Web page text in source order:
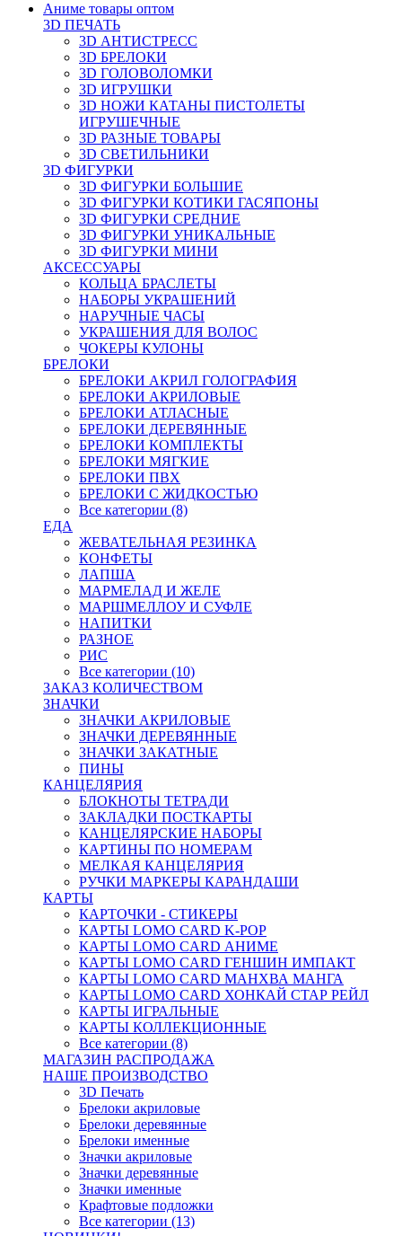
Аниме товары оптом
3D ПЕЧАТЬ
3D АНТИСТРЕСС
3D БРЕЛОКИ
3D ГОЛОВОЛОМКИ
3D ИГРУШКИ
3D НОЖИ КАТАНЫ ПИСТОЛЕТЫ
ИГРУШЕЧНЫЕ
3D РАЗНЫЕ ТОВАРЫ
3D СВЕТИЛЬНИКИ
3D ФИГУРКИ
3D ФИГУРКИ БОЛЬШИЕ
3D ФИГУРКИ КОТИКИ ГАСЯПОНЫ
3D ФИГУРКИ СРЕДНИЕ
3D ФИГУРКИ УНИКАЛЬНЫЕ
3D ФИГУРКИ МИНИ
АКСЕССУАРЫ
КОЛЬЦА БРАСЛЕТЫ
НАБОРЫ УКРАШЕНИЙ
НАРУЧНЫЕ ЧАСЫ
УКРАШЕНИЯ ДЛЯ ВОЛОС
ЧОКЕРЫ КУЛОНЫ
БРЕЛОКИ
БРЕЛОКИ АКРИЛ ГОЛОГРАФИЯ
БРЕЛОКИ АКРИЛОВЫЕ
БРЕЛОКИ АТЛАСНЫЕ
БРЕЛОКИ ДЕРЕВЯННЫЕ
БРЕЛОКИ КОМПЛЕКТЫ
БРЕЛОКИ МЯГКИЕ
БРЕЛОКИ ПВХ
БРЕЛОКИ С ЖИДКОСТЬЮ
Все категории (8)
ЕДА
ЖЕВАТЕЛЬНАЯ РЕЗИНКА
КОНФЕТЫ
ЛАПША
МАРМЕЛАД И ЖЕЛЕ
МАРШМЕЛЛОУ И СУФЛЕ
НАПИТКИ
РАЗНОЕ
РИС
Все категории (10)
ЗАКАЗ КОЛИЧЕСТВОМ
ЗНАЧКИ
ЗНАЧКИ АКРИЛОВЫЕ
ЗНАЧКИ ДЕРЕВЯННЫЕ
ЗНАЧКИ ЗАКАТНЫЕ
ПИНЫ
КАНЦЕЛЯРИЯ
БЛОКНОТЫ ТЕТРАДИ
ЗАКЛАДКИ ПОСТКАРТЫ
КАНЦЕЛЯРСКИЕ НАБОРЫ
КАРТИНЫ ПО НОМЕРАМ
МЕЛКАЯ КАНЦЕЛЯРИЯ
РУЧКИ МАРКЕРЫ КАРАНДАШИ
КАРТЫ
КАРТОЧКИ - СТИКЕРЫ
КАРТЫ LOMO CARD K-POP
КАРТЫ LOMO CARD АНИМЕ
КАРТЫ LOMO CARD ГЕНШИН ИМПАКТ
КАРТЫ LOMO CARD МАНХВА МАНГА
КАРТЫ LOMO CARD ХОНКАЙ СТАР РЕЙЛ
КАРТЫ ИГРАЛЬНЫЕ
КАРТЫ КОЛЛЕКЦИОННЫЕ
Все категории (8)
МАГАЗИН РАСПРОДАЖА
НАШЕ ПРОИЗВОДСТВО
3D Печать
Брелоки акриловые
Брелоки деревянные
Брелоки именные
Значки акриловые
Значки деревянные
Значки именные
Крафтовые подложки
Все категории (13)